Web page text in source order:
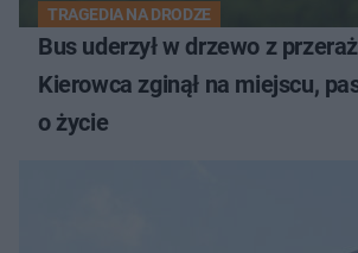
TRAGEDIA NA DRODZE
Bus uderzył w drzewo z
Kierowca zginął na miejscu,
o życie